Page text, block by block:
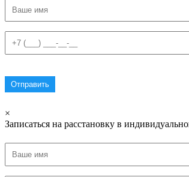
×
Записаться на расстановку в